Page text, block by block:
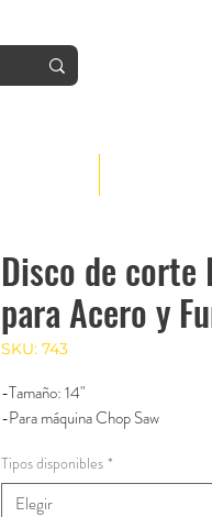
Disco de corte
para Acero y
SKU: 743
-Tamaño: 14"
-Para máquina Chop Saw
Tipos disponibles *
Elegir